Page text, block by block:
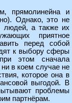
прямолинейна и
Однако, это не
людей, а также их
приятное
перед собой
к выбору сферы
этом сначала
в коем случае не
которое она в
выгодой. В
проблемы
партнёрам.